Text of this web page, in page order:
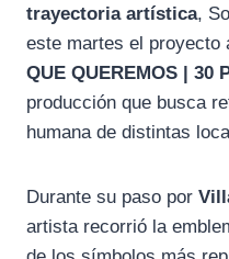
e
b
e
g
a
t
s
p
trayectoria artística,
este martes el proyecto
QUE QUEREMOS | 30
producción que busca
humana de distintas
Durante su paso por
artista recorrió la